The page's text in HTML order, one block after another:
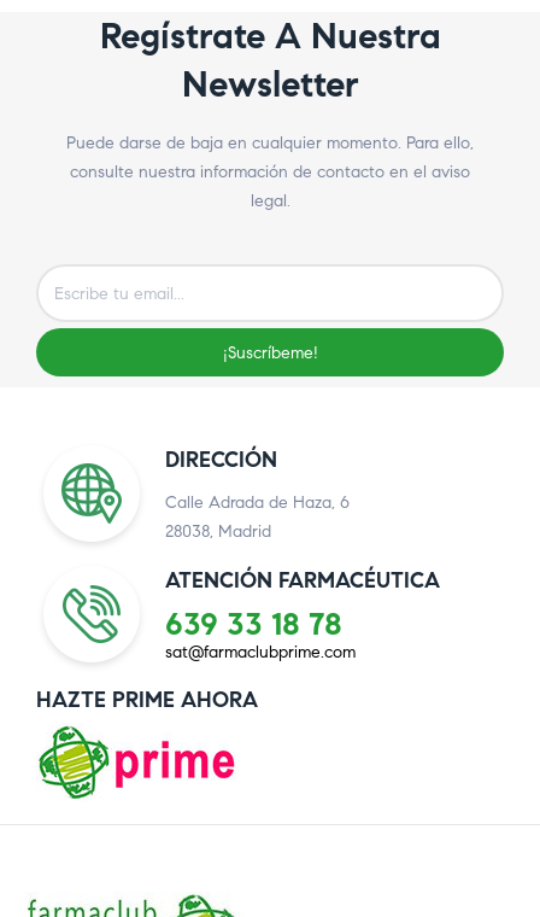
Regístrate A Nuestra
Newsletter
Puede darse de baja en cualquier momento. Para ello,
consulte nuestra información de contacto en el aviso
legal.
¡Suscríbeme!
DIRECCIÓN
Calle Adrada de Haza, 6
28038, Madrid
ATENCIÓN FARMACÉUTICA
639 33 18 78
sat@farmaclubprime.com
HAZTE PRIME AHORA